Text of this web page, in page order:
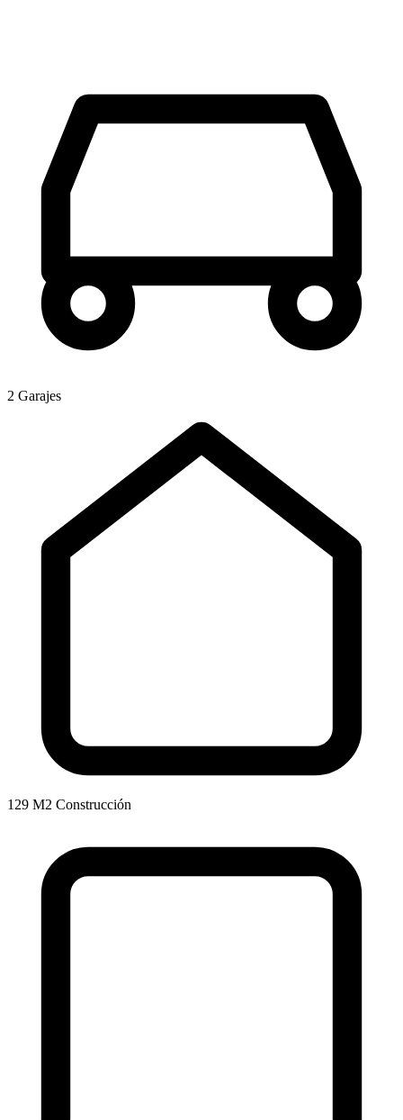
2 Garajes
129 M2 Construcción